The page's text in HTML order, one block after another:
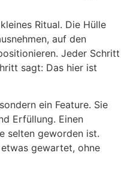
Ritual. Die Hülle
auf den
Jeder Schritt
sagt: Das hier ist
ein Feature. Sie
Erfüllung. Einen
selten geworden ist.
gewartet, ohne